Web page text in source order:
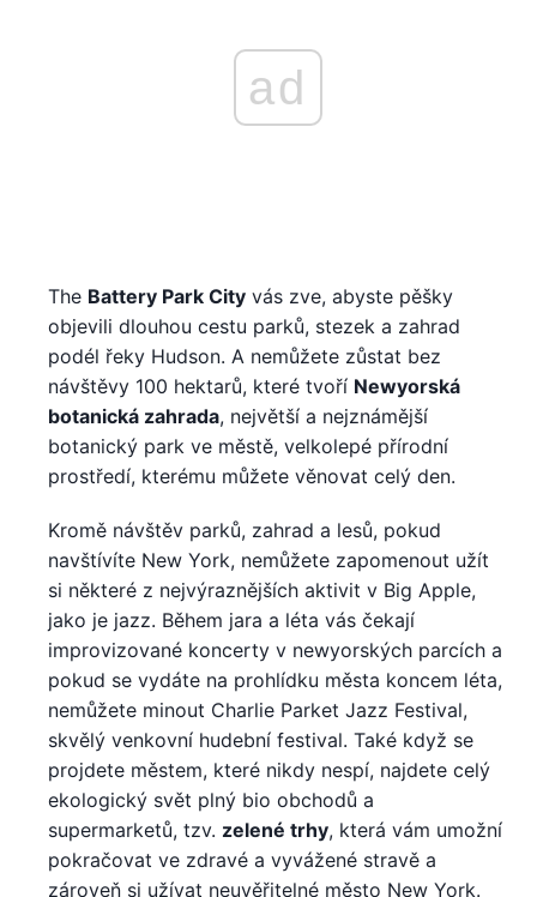
ad
The Battery Park City vás zve, abyste pěšky
objevili dlouhou cestu parků, stezek a zahrad
podél řeky Hudson. A nemůžete zůstat bez
návštěvy 100 hektarů, které tvoří Newyorská
botanická zahrada, největší a nejznámější
botanický park ve městě, velkolepé přírodní
prostředí, kterému můžete věnovat celý den.
Kromě návštěv parků, zahrad a lesů, pokud
navštívíte New York, nemůžete zapomenout užít
si některé z nejvýraznějších aktivit v Big Apple,
jako je jazz. Během jara a léta vás čekají
improvizované koncerty v newyorských parcích a
pokud se vydáte na prohlídku města koncem léta,
nemůžete minout Charlie Parket Jazz Festival,
skvělý venkovní hudební festival. Také když se
projdete městem, které nikdy nespí, najdete celý
ekologický svět plný bio obchodů a
supermarketů, tzv. zelené trhy, která vám umožní
pokračovat ve zdravé a vyvážené stravě a
zároveň si užívat neuvěřitelné město New York.